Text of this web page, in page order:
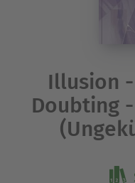
Illusion
Doubting